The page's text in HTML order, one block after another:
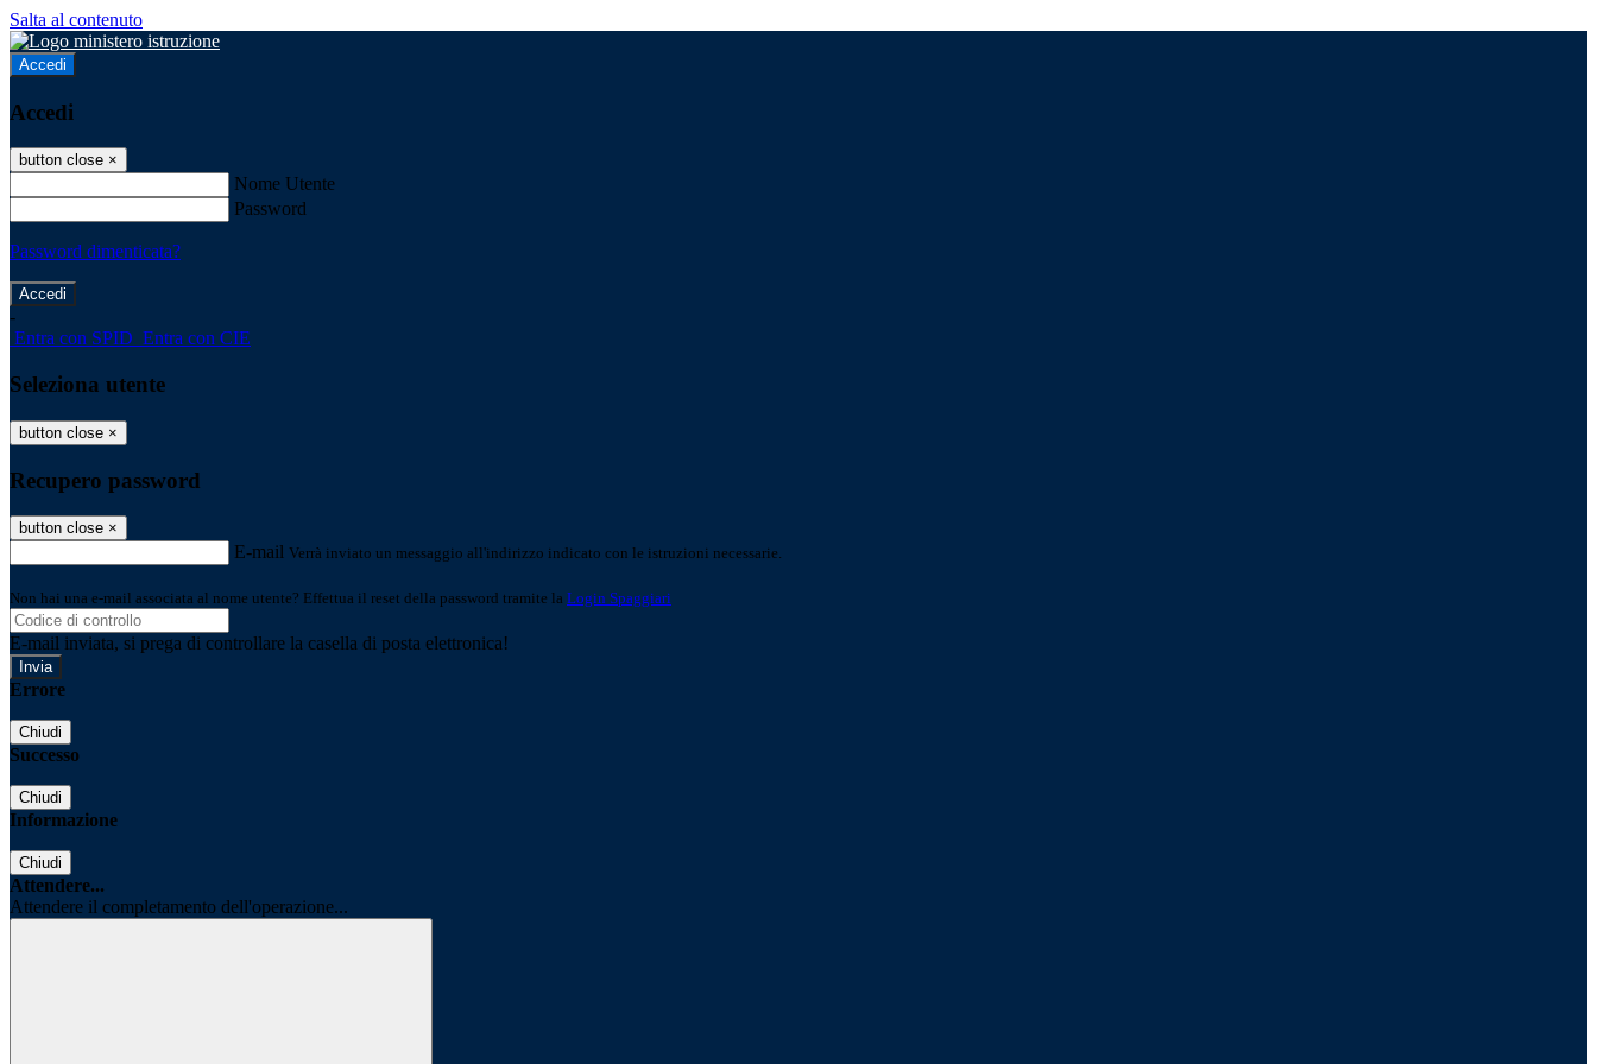
Salta al contenuto
Accedi
Accedi
button close ×
Nome Utente
Password
Password dimenticata?
-
Entra con SPID Entra con CIE
Seleziona utente
button close ×
Recupero password
button close ×
E-mail Verrà inviato un messaggio all'indirizzo indicato con le istruzioni necessarie.
Non hai una e-mail associata al nome utente? Effettua il reset della password tramite la Login Spaggiari
E-mail inviata, si prega di controllare la casella di posta elettronica!
Errore
Chiudi
Successo
Chiudi
Informazione
Chiudi
Attendere...
Attendere il completamento dell'operazione...